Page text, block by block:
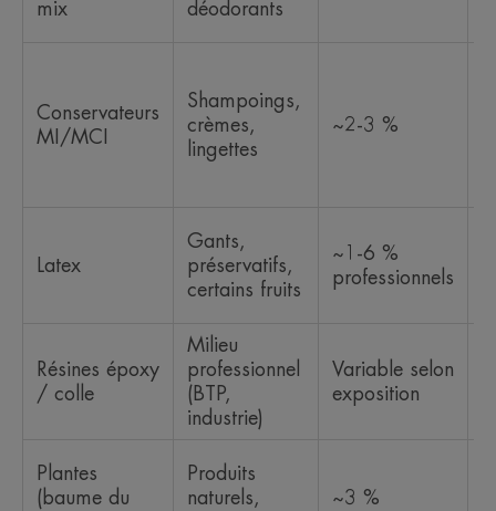
mix
déodorants
Conservateurs
MI/MCI
Shampoings,
crèmes,
lingettes
~2-3 %
Latex
Gants,
préservatifs,
certains fruits
~1-6 %
professionnels
Résines époxy
/ colle
Milieu
professionnel
(BTP,
industrie)
Variable selon
exposition
Plantes
(baume du
Produits
naturels,
~3 %